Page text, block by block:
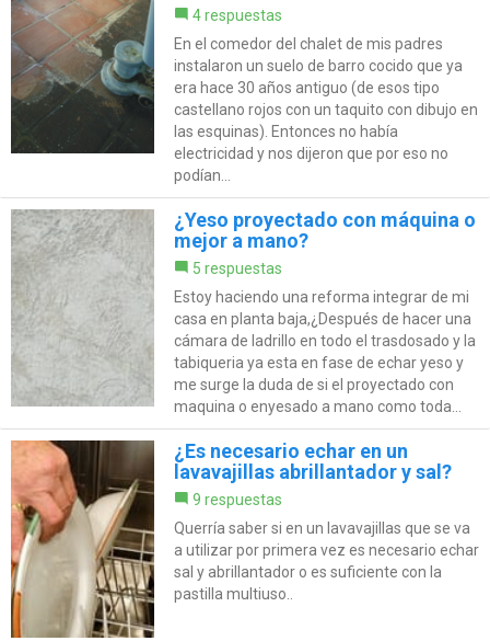
4 respuestas
En el comedor del chalet de mis padres
instalaron un suelo de barro cocido que ya
era hace 30 años antiguo (de esos tipo
castellano rojos con un taquito con dibujo en
las esquinas). Entonces no había
electricidad y nos dijeron que por eso no
podían...
¿Yeso proyectado con máquina o
mejor a mano?
5 respuestas
Estoy haciendo una reforma integrar de mi
casa en planta baja,¿Después de hacer una
cámara de ladrillo en todo el trasdosado y la
tabiqueria ya esta en fase de echar yeso y
me surge la duda de si el proyectado con
maquina o enyesado a mano como toda...
¿Es necesario echar en un
lavavajillas abrillantador y sal?
9 respuestas
Querría saber si en un lavavajillas que se va
a utilizar por primera vez es necesario echar
sal y abrillantador o es suficiente con la
pastilla multiuso..